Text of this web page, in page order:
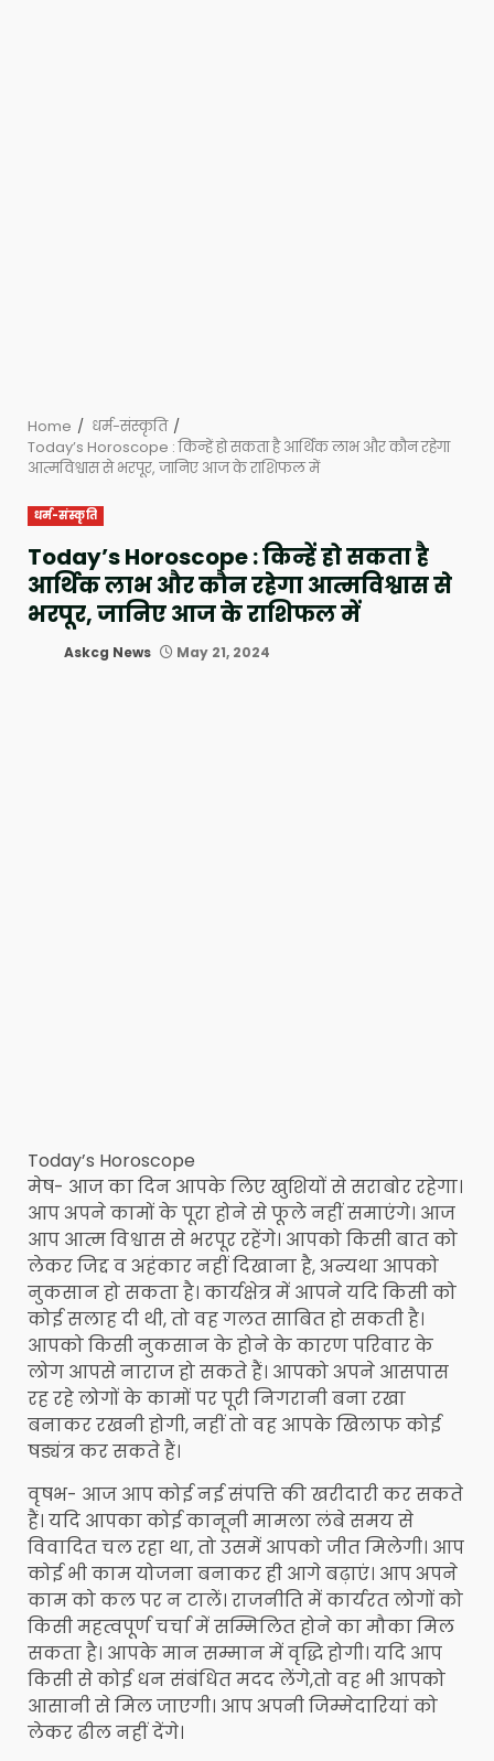
Home
धर्म-संस्कृति
Today’s Horoscope : किन्हें हो सकता है आर्थिक लाभ और कौन रहेगा
आत्मविश्वास से भरपूर, जानिए आज के राशिफल में
धर्म-संस्कृति
Today’s Horoscope : किन्हें हो सकता है
आर्थिक लाभ और कौन रहेगा आत्मविश्वास से
भरपूर, जानिए आज के राशिफल में
Askcg News May 21, 2024
Today’s Horoscope
मेष- आज का दिन आपके लिए खुशियों से सराबोर रहेगा।
आप अपने कामों के पूरा होने से फूले नहीं समाएंगे। आज
आप आत्म विश्वास से भरपूर रहेंगे। आपको किसी बात को
लेकर जिद्द व अहंकार नहीं दिखाना है, अन्यथा आपको
नुकसान हो सकता है। कार्यक्षेत्र में आपने यदि किसी को
कोई सलाह दी थी, तो वह गलत साबित हो सकती है।
आपको किसी नुकसान के होने के कारण परिवार के
लोग आपसे नाराज हो सकते हैं। आपको अपने आसपास
रह रहे लोगों के कामों पर पूरी निगरानी बना रखा
बनाकर रखनी होगी, नहीं तो वह आपके खिलाफ कोई
षड्यंत्र कर सकते हैं।
वृषभ- आज आप कोई नई संपत्ति की खरीदारी कर सकते
हैं। यदि आपका कोई कानूनी मामला लंबे समय से
विवादित चल रहा था, तो उसमें आपको जीत मिलेगी। आप
कोई भी काम योजना बनाकर ही आगे बढ़ाएं। आप अपने
काम को कल पर न टालें। राजनीति में कार्यरत लोगों को
किसी महत्वपूर्ण चर्चा में सम्मिलित होने का मौका मिल
सकता है। आपके मान सम्मान में वृद्धि होगी। यदि आप
किसी से कोई धन संबंधित मदद लेंगे,तो वह भी आपको
आसानी से मिल जाएगी। आप अपनी जिम्मेदारियां को
लेकर ढील नहीं देंगे।